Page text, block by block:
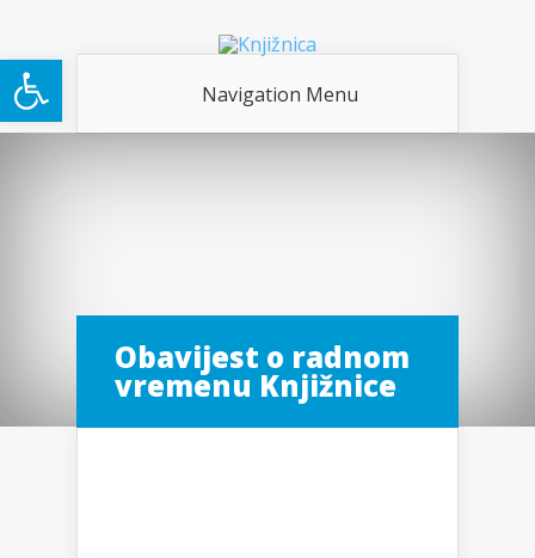
Open toolbar Navigation Menu
Obavijest o radnom
vremenu Knjižnice